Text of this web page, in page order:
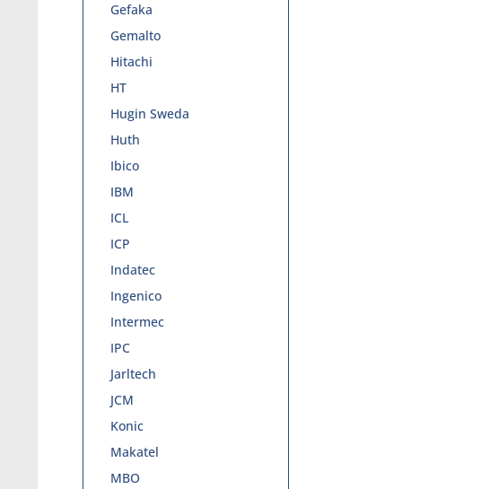
Gefaka
Gemalto
Hitachi
HT
Hugin Sweda
Huth
Ibico
IBM
ICL
ICP
Indatec
Ingenico
Intermec
IPC
Jarltech
JCM
Konic
Makatel
MBO